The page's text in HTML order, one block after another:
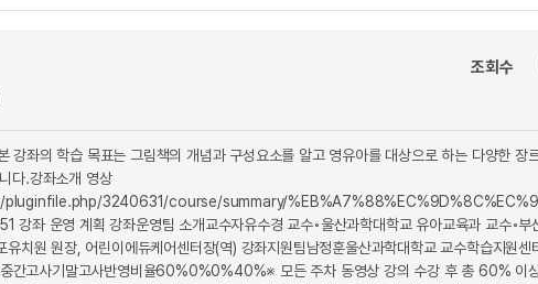
조회수
강좌의 학습 목표는 그림책의 개념과 구성요소를 알고 영유아를 대상으로 하는 다양한
다.강좌소개 영상
3240631/course/summary/
운영 계획 강좌운영팀 소개교수자유수경 교수◦울산과학대학교 유아교육과 교수◦부
유치원 원장, 어린이에듀케어센터장(역) 강좌지원팀남정훈울산과학대학교 교수학습지
간고사기말고사반영비율60%0%0%40%※ 모든 주차 동영상 강의 수강 후 총 60% 이